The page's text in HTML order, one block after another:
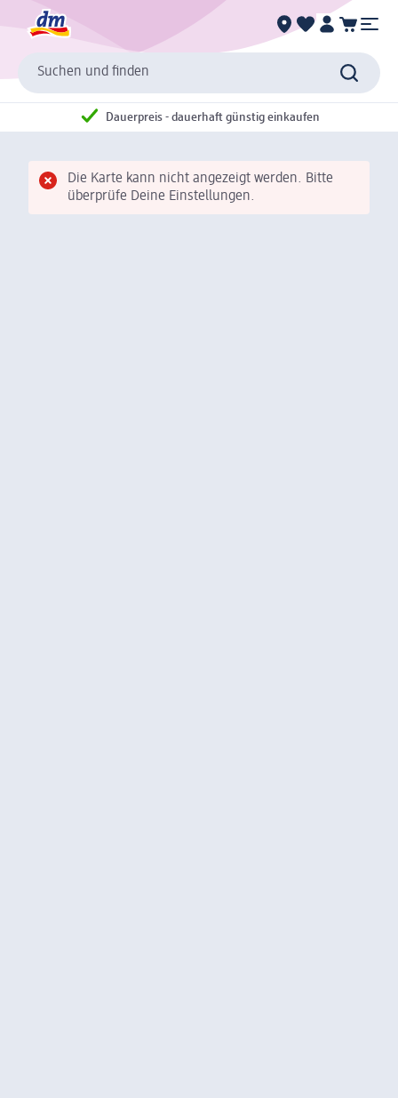
Suchen und finden
Dauerpreis - dauerhaft günstig einkaufen
Die Karte kann nicht angezeigt werden. Bitte
überprüfe Deine Einstellungen.